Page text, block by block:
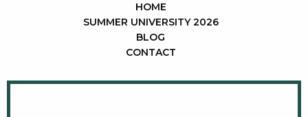
HOME
SUMMER UNIVERSITY 2026
BLOG
CONTACT